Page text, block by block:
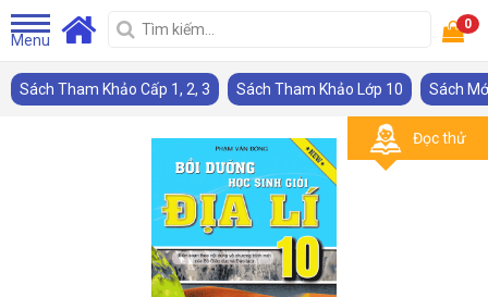
Menu
0
Sách Tham Khảo Cấp 1, 2, 3 Sách Tham Khảo Lớp 10 Sách
Đọc thử